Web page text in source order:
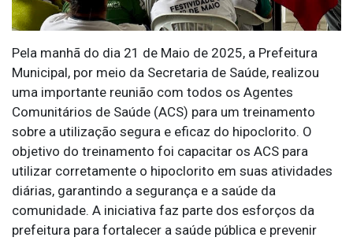
Pela manhã do dia 21 de Maio de 2025, a Prefeitura
Municipal, por meio da Secretaria de Saúde, realizou
uma importante reunião com todos os Agentes
Comunitários de Saúde (ACS) para um treinamento
sobre a utilização segura e eficaz do hipoclorito. O
objetivo do treinamento foi capacitar os ACS para
utilizar corretamente o hipoclorito em suas atividades
diárias, garantindo a segurança e a saúde da
comunidade. A iniciativa faz parte dos esforços da
prefeitura para fortalecer a saúde pública e prevenir